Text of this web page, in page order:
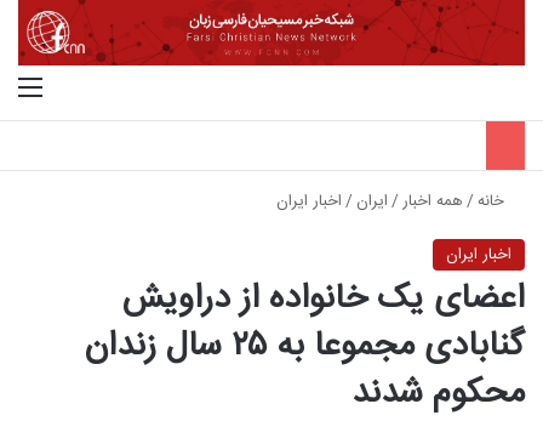
خانه/همه اخبار/ایران /اخبار ایران
اخبار ایران
اعضای یک خانواده از دراویش
گنابادی مجموعا به ۲۵ سال زندان
محکوم شدند